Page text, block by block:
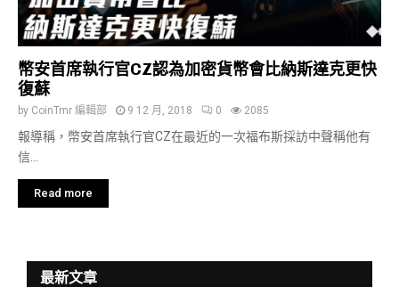
幣安首席執行官CZ認為加密貨幣會比納斯達克更快
復蘇
by CoinTmr 編輯部 9 12 月, 2018 0 2085
報導稱，幣安首席執行官CZ在最近的一次福布斯採訪中聲稱他有
信...
Read more
最新文章